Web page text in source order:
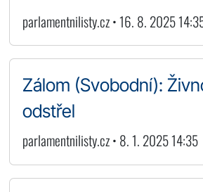
parlamentnilisty.cz • 16. 8. 2025
Zálom (Svobodní):
odstřel
parlamentnilisty.cz • 8. 1. 2025 14:35